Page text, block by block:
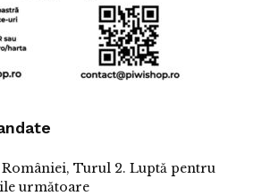
României, Turul 2. Luptă pentru
următoare